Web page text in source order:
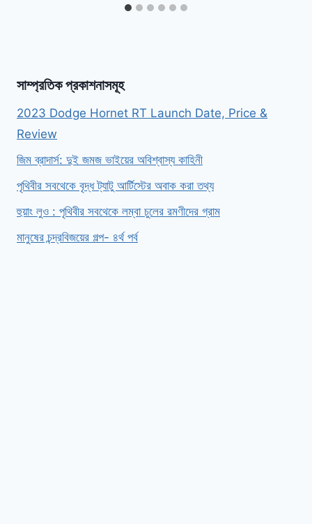
সাম্প্রতিক প্রকাশনাসমূহ
2023 Dodge Hornet RT Launch Date, Price &
Review
জিম ব্রাদার্স: দুই জমজ ভাইয়ের অবিশ্বাস্য কাহিনী
পৃথিবীর সবথেকে বৃদ্ধ ট্যাটু আর্টিস্টের অবাক করা তথ্য
হুয়াং লুও : পৃথিবীর সবথেকে লম্বা চুলের রমণীদের গ্রাম
মানুষের চন্দ্রবিজয়ের গল্প- ৪র্থ পর্ব